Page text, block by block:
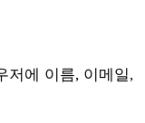
저에 이름, 이메일,